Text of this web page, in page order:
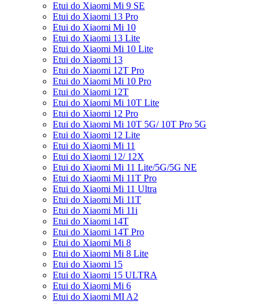
Etui do Xiaomi Mi 9 SE
Etui do Xiaomi 13 Pro
Etui do Xiaomi Mi 10
Etui do Xiaomi 13 Lite
Etui do Xiaomi Mi 10 Lite
Etui do Xiaomi 13
Etui do Xiaomi 12T Pro
Etui do Xiaomi Mi 10 Pro
Etui do Xiaomi 12T
Etui do Xiaomi Mi 10T Lite
Etui do Xiaomi 12 Pro
Etui do Xiaomi Mi 10T 5G/ 10T Pro 5G
Etui do Xiaomi 12 Lite
Etui do Xiaomi Mi 11
Etui do Xiaomi 12/ 12X
Etui do Xiaomi Mi 11 Lite/5G/5G NE
Etui do Xiaomi Mi 11T Pro
Etui do Xiaomi Mi 11 Ultra
Etui do Xiaomi Mi 11T
Etui do Xiaomi Mi 11i
Etui do Xiaomi 14T
Etui do Xiaomi 14T Pro
Etui do Xiaomi Mi 8
Etui do Xiaomi Mi 8 Lite
Etui do Xiaomi 15
Etui do Xiaomi 15 ULTRA
Etui do Xiaomi Mi 6
Etui do Xiaomi MI A2